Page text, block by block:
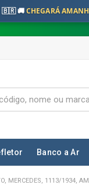
🇧🇷 🚚CHEGARÁ
Banco a Ar
MERCEDES, 1113/1934,